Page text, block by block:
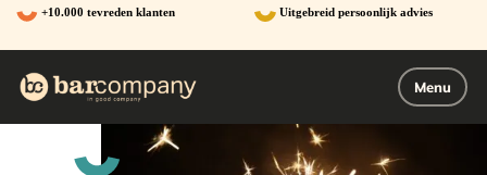
Ga
naar
de
Menu
+10.000 tevreden klanten Uitgebreid persoonlijk advies